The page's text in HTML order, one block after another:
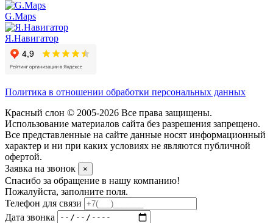
G.Maps
Я.Навигатор
Политика в отношении обработки персональных данных
Красный слон © 2005-2026 Все права защищены.
Использование материалов сайта без разрешения запрещено.
Все представленные на сайте данные носят информационный
характер и ни при каких условиях не являются публичной
офертой.
Заявка на звонок
×
Спасибо за обращение в нашу компанию!
Пожалуйста, заполните поля.
Телефон для связи
Дата звонка